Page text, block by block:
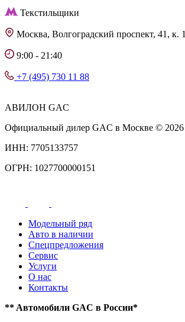
Текстильщики
Москва, Волгоградский проспект, 41, к. 1
9:00 - 21:40
+7 (495) 730 11 88
АВИЛОН GAC
Официальный дилер GAC в Москве © 2026
ИНН: 7705133757
ОГРН: 1027700000151
Модельный ряд
Авто в наличии
Спецпредложения
Сервис
Услуги
О нас
Контакты
** Aвтомобили GAC в России*